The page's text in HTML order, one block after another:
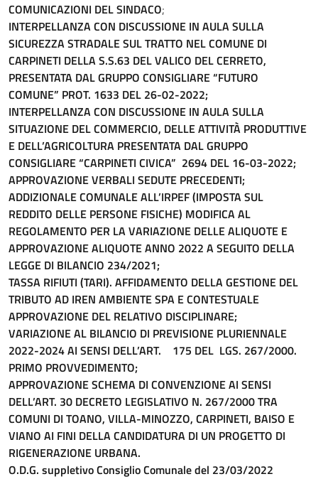
COMUNICAZIONI DEL SINDACO;
INTERPELLANZA CON DISCUSSIONE IN AULA SULLA
SICUREZZA STRADALE SUL TRATTO NEL COMUNE DI
CARPINETI DELLA S.S.63 DEL VALICO DEL CERRETO,
PRESENTATA DAL GRUPPO CONSIGLIARE “FUTURO
COMUNE” PROT. 1633 DEL 26-02-2022;
INTERPELLANZA CON DISCUSSIONE IN AULA SULLA
SITUAZIONE DEL COMMERCIO, DELLE ATTIVITÀ PRODUTTIVE
E DELL’AGRICOLTURA PRESENTATA DAL GRUPPO
CONSIGLIARE “CARPINETI CIVICA” 2694 DEL 16-03-2022;
APPROVAZIONE VERBALI SEDUTE PRECEDENTI;
ADDIZIONALE COMUNALE ALL’IRPEF (IMPOSTA SUL
REDDITO DELLE PERSONE FISICHE) MODIFICA AL
REGOLAMENTO PER LA VARIAZIONE DELLE ALIQUOTE E
APPROVAZIONE ALIQUOTE ANNO 2022 A SEGUITO DELLA
LEGGE DI BILANCIO 234/2021;
TASSA RIFIUTI (TARI). AFFIDAMENTO DELLA GESTIONE DEL
TRIBUTO AD IREN AMBIENTE SPA E CONTESTUALE
APPROVAZIONE DEL RELATIVO DISCIPLINARE;
VARIAZIONE AL BILANCIO DI PREVISIONE PLURIENNALE
2022-2024 AI SENSI DELL’ART. 175 DEL LGS. 267/2000.
PRIMO PROVVEDIMENTO;
APPROVAZIONE SCHEMA DI CONVENZIONE AI SENSI
DELL’ART. 30 DECRETO LEGISLATIVO N. 267/2000 TRA
COMUNI DI TOANO, VILLA-MINOZZO, CARPINETI, BAISO E
VIANO AI FINI DELLA CANDIDATURA DI UN PROGETTO DI
RIGENERAZIONE URBANA.
O.D.G. suppletivo Consiglio Comunale del 23/03/2022